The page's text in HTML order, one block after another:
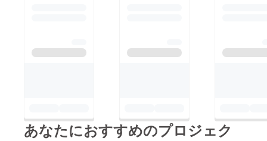
あなたにおすすめのプロジェク